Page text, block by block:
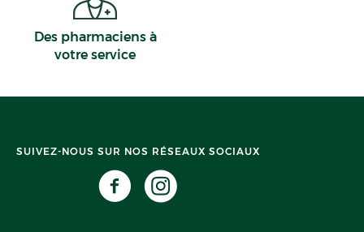
Des pharmaciens à
votre service
SUIVEZ-NOUS SUR NOS RÉSEAUX SOCIAUX